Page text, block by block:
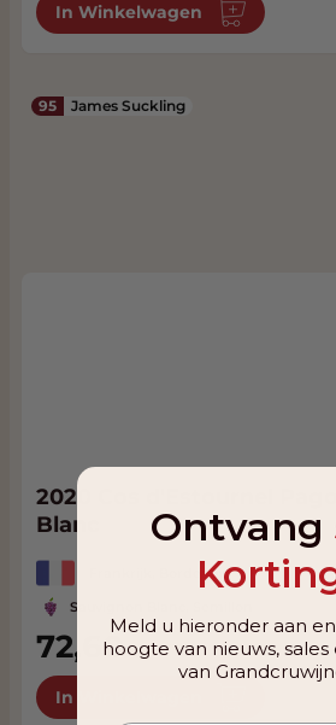
In Winkelwagen
95 James Suckling
2020 Cos d'Estournel
Blanc
Frankrijk, Bordeaux
Sauvignon Blanc, Semillon
72,60
In Winkelwagen
Ontvang
Meld u hieronder aan
hoogte van nieuws,
van